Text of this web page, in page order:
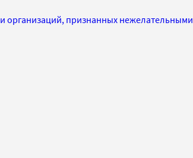
организаций, признанных нежелательными